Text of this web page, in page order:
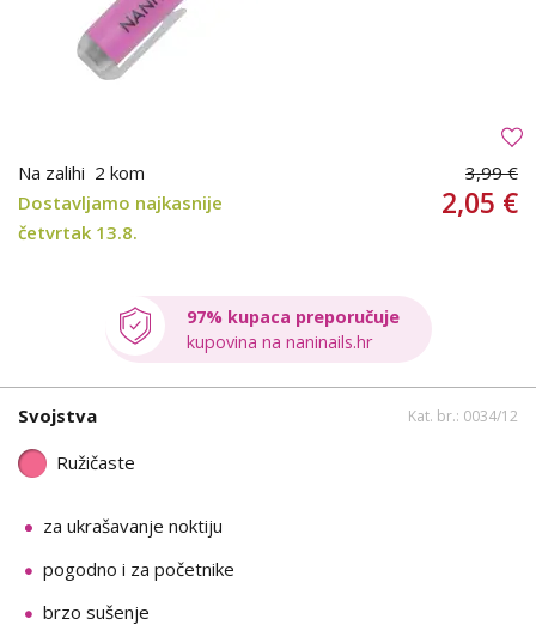
Na zalihi 2 kom
Dostavljamo najkasnije
četvrtak 13.8.
3,99 €
2,05 €
97% kupaca preporučuje
kupovina na naninails.hr
Svojstva Kat. br.: 0034/12
Ružičaste
za ukrašavanje noktiju
pogodno i za početnike
brzo sušenje